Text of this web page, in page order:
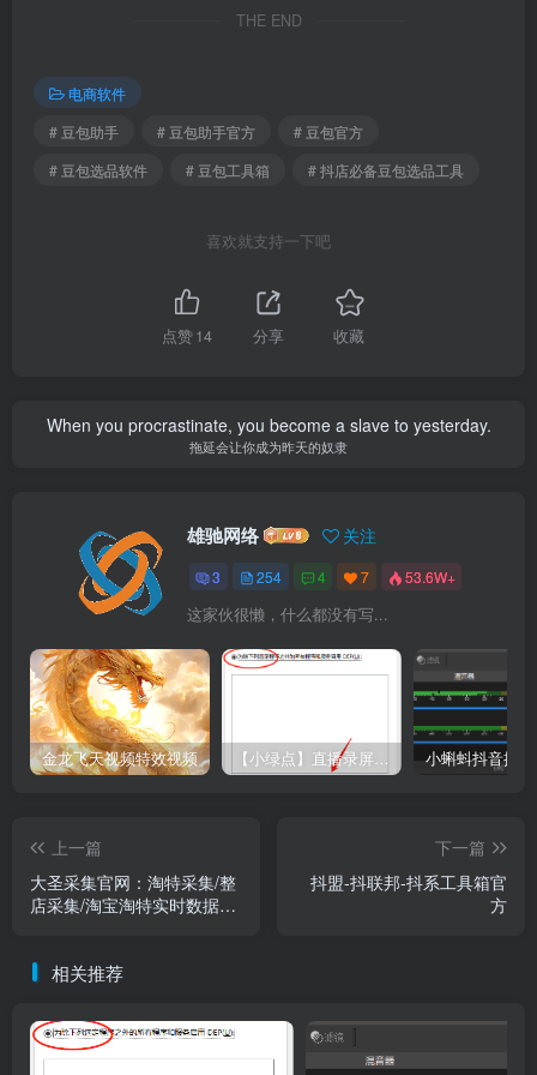
THE END
电商软件
# 豆包助手
# 豆包助手官方
# 豆包官方
# 豆包选品软件
# 豆包工具箱 # 抖店必备豆包选品工具
喜欢就支持一下吧
点赞14 分享 收藏
When you procrastinate, you become a slave to yesterday.
拖延会让你成为昨天的奴隶
雄驰网络 关注
3 254 4 7 53.6W+
这家伙很懒，什么都没有写...
金龙飞天视频特效视频
上一篇
大圣采集官网：淘特采集/整
店采集/淘宝淘特实时数据采
下一篇
抖盟-抖联邦-抖系工具箱官
方
相关推荐